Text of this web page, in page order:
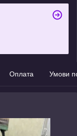
Оплата Умови